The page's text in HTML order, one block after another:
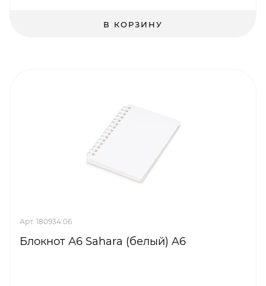
В КОРЗИНУ
Арт. 180934.06
Блокнот А6 Sahara (белый) A6